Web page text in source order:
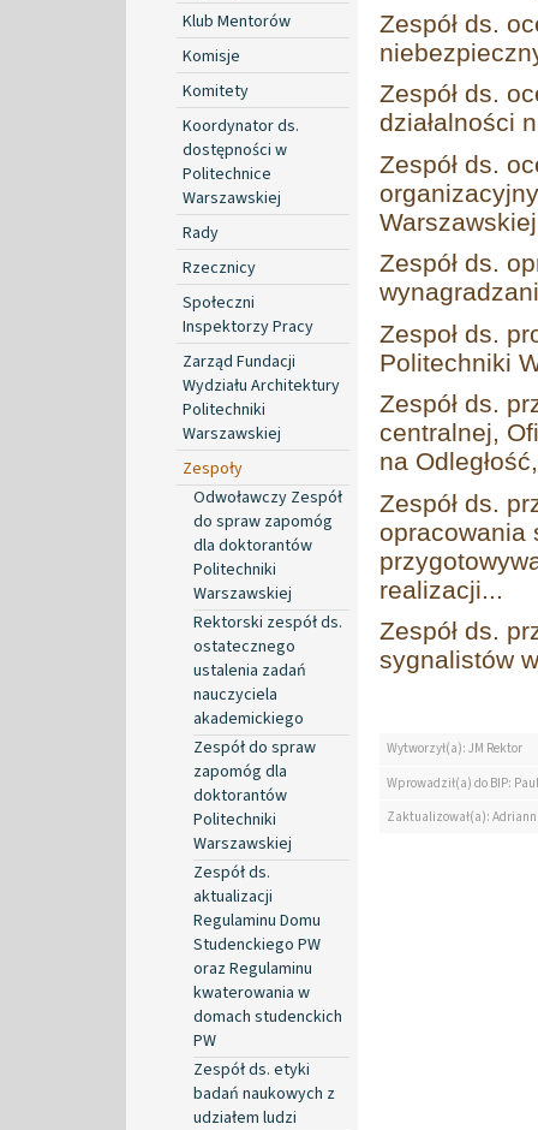
Klub Mentorów
Komisje
Komitety
Koordynator ds.
dostępności w
Politechnice
Warszawskiej
Rady
Rzecznicy
Społeczni
Inspektorzy Pracy
Zarząd Fundacji
Wydziału Architektury
Politechniki
Warszawskiej
Zespoły
Odwoławczy Zespół
do spraw zapomóg
dla doktorantów
Politechniki
Warszawskiej
Rektorski zespół ds.
ostatecznego
ustalenia zadań
nauczyciela
akademickiego
Zespół do spraw
zapomóg dla
doktorantów
Politechniki
Warszawskiej
Zespół ds.
aktualizacji
Regulaminu Domu
Studenckiego PW
oraz Regulaminu
kwaterowania w
domach studenckich
PW
Zespół ds. etyki
badań naukowych z
udziałem ludzi
Zespół ds.
Zespół ds.
działalności
Zespół ds.
Warszawskiej
Zespół ds.
Zespoł ds.
Politechniki
Zespół ds.
centralnej,
na
Zespół ds.
opracowania
realizacji...
Zespół ds.
sygnalistów
Wytworzył(a): JM Rektor
Wprowadził(a) do BIP:
Zaktualizował(a):